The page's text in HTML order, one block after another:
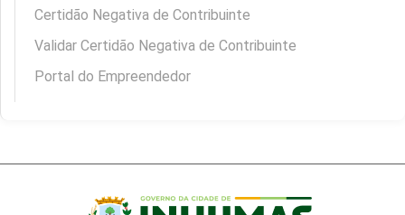
Certidão Negativa de Contribuinte
Validar Certidão Negativa de Contribuinte
Portal do Empreendedor